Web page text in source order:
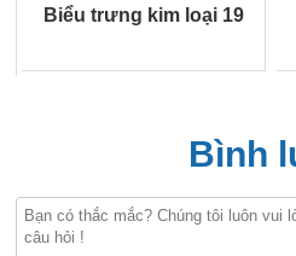
Biểu trưng kim loại 19
Bình